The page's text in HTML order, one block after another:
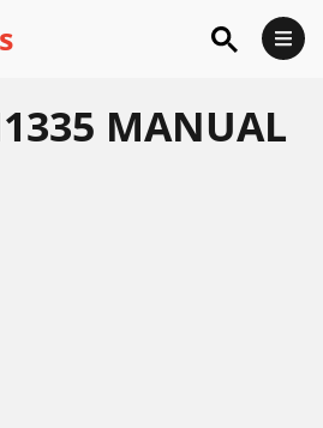
MANUAL